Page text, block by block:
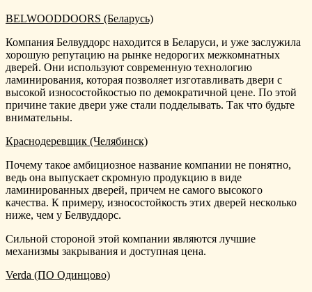
BELWOODDOORS (Беларусь)
Компания Белвуддорс находится в Беларуси, и уже заслужила
хорошую репутацию на рынке недорогих межкомнатных
дверей. Они используют современную технологию
ламинирования, которая позволяет изготавливать двери с
высокой износостойкостью по демократичной цене. По этой
причине такие двери уже стали подделывать. Так что будьте
внимательны.
Краснодеревщик (Челябинск)
Почему такое амбициозное название компании не понятно,
ведь она выпускает скромную продукцию в виде
ламинированных дверей, причем не самого высокого
качества. К примеру, износостойкость этих дверей несколько
ниже, чем у Белвуддорс.
Сильной стороной этой компании являются лучшие
механизмы закрывания и доступная цена.
Verda (ПО Одинцово)